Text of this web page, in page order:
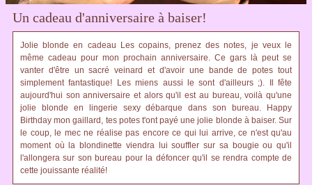
Un cadeau d'anniversaire à baiser!
Jolie blonde en cadeau Les copains, prenez des notes, je veux le
même cadeau pour mon prochain anniversaire. Ce gars là peut se
vanter d'être un sacré veinard et d'avoir une bande de potes tout
simplement fantastique! Les miens aussi le sont d'ailleurs ;). Il fête
aujourd'hui son anniversaire et alors qu'il est au bureau, voilà qu'une
jolie blonde en lingerie sexy débarque dans son bureau. Happy
Birthday mon gaillard, tes potes t'ont payé une jolie blonde à baiser. Sur
le coup, le mec ne réalise pas encore ce qui lui arrive, ce n'est qu'au
moment où la blondinette viendra lui souffler sur sa bougie ou qu'il
l'allongera sur son bureau pour la défoncer qu'il se rendra compte de
cette jouissante réalité!